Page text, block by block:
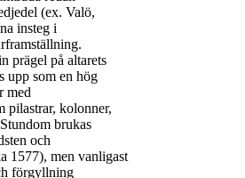
(ex. Valö,
insteg i
prägel på altarets
upp som en hög
med
pilastrar, kolonner,
brukas
och
1577), men vanligast
förgyllning